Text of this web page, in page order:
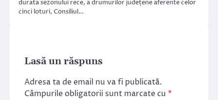
durata sezonului rece, a drumurilor județene aferente celor
cinci loturi, Consiliul…
Lasă un răspuns
Adresa ta de email nu va fi publicată.
Câmpurile obligatorii sunt marcate cu *